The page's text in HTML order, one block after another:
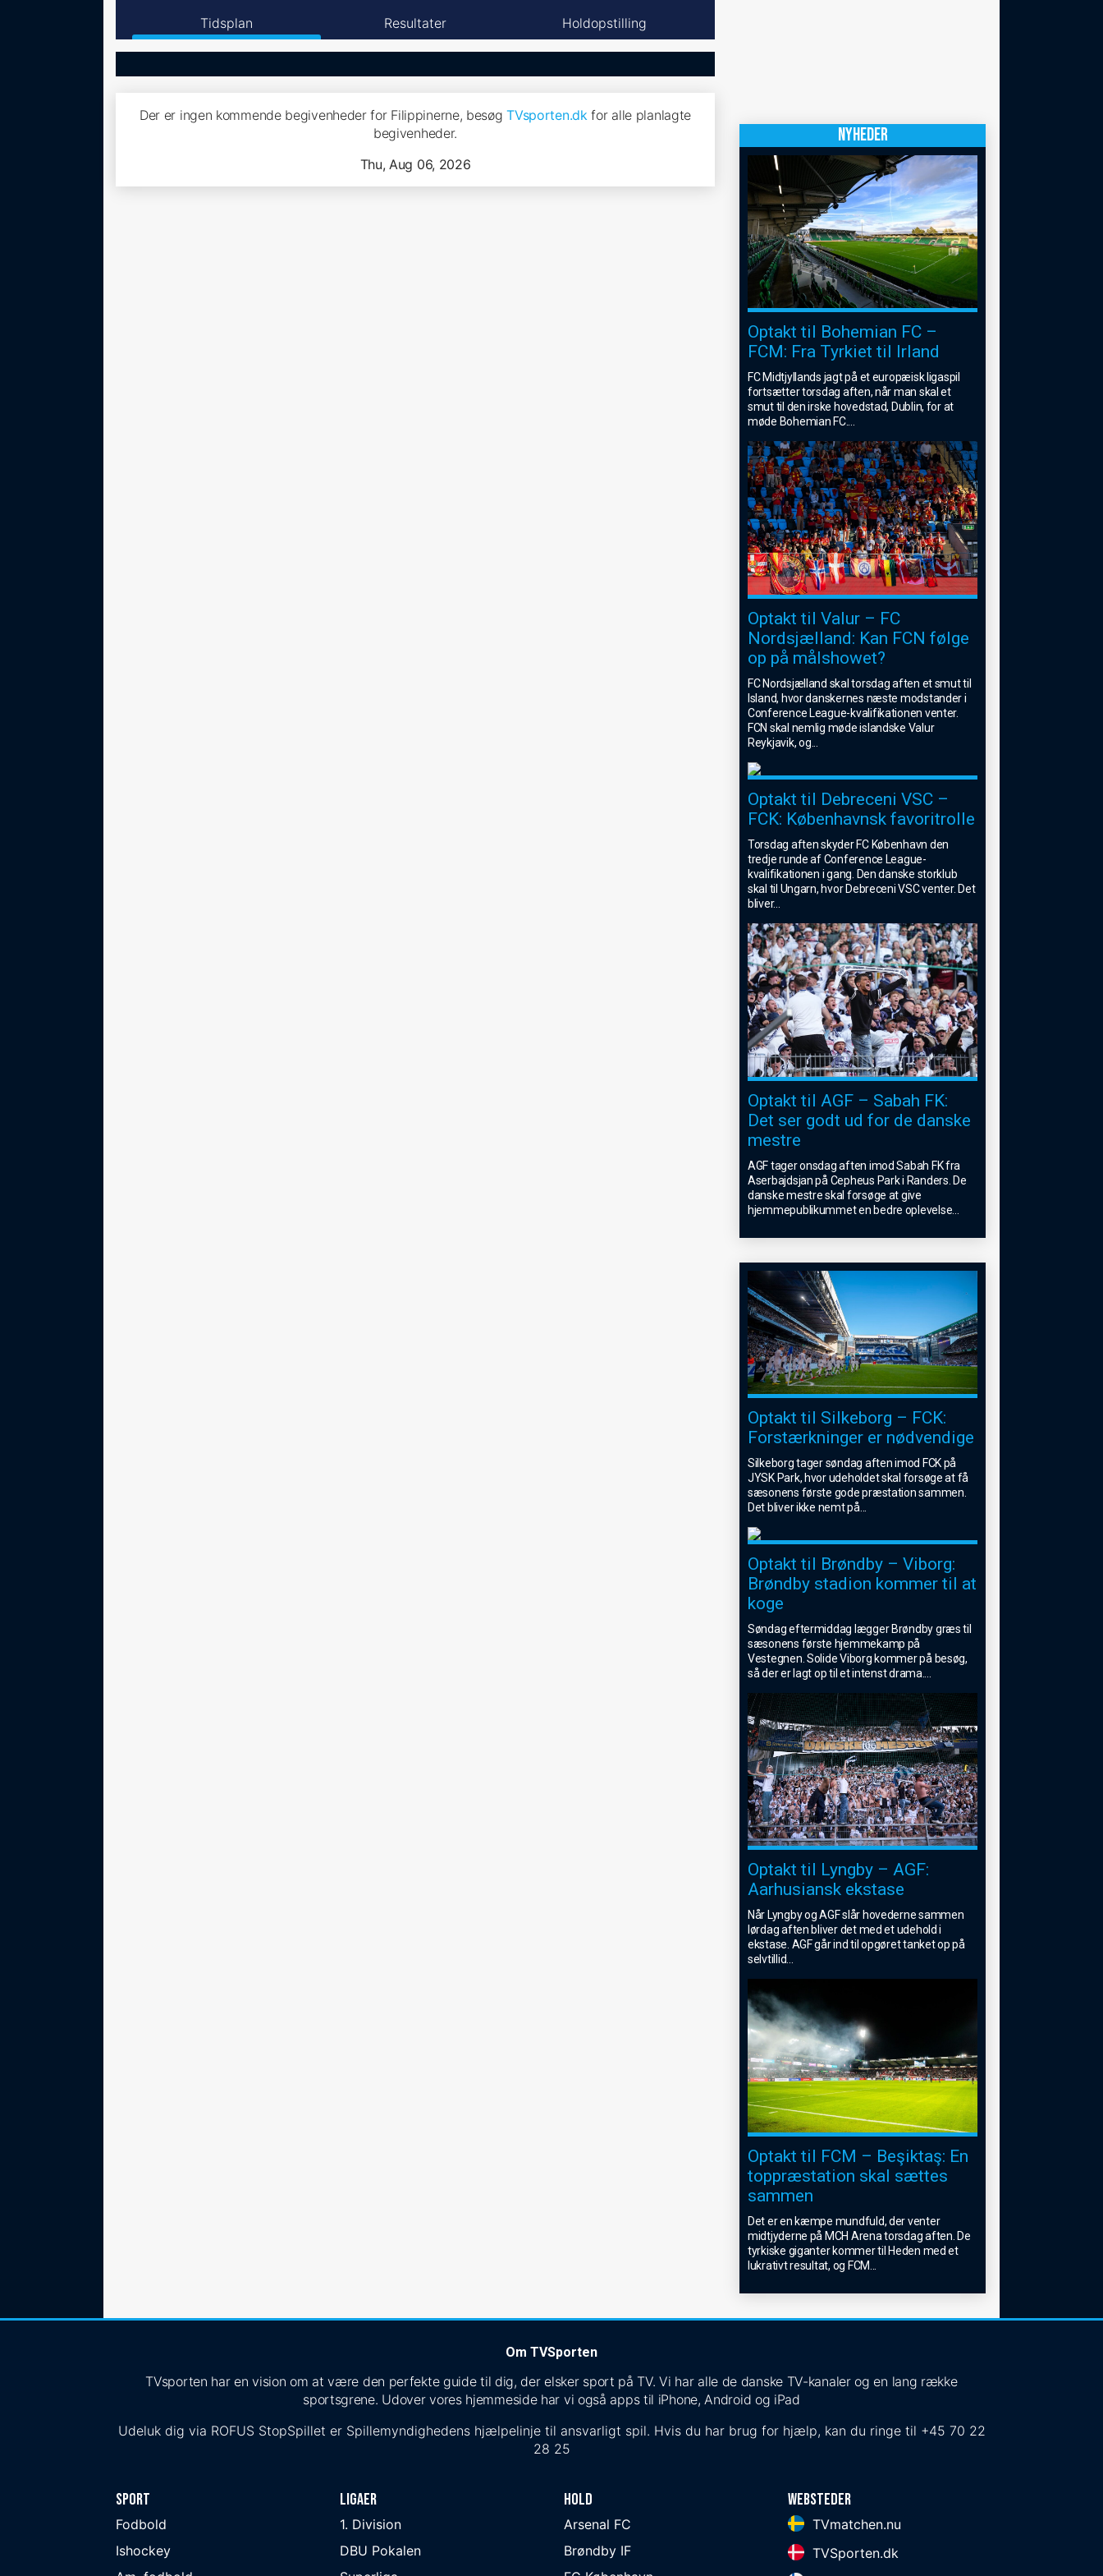
Tidsplan Resultater Holdopstilling
Der er ingen kommende begivenheder for Filippinerne, besøgTVsporten.dkfor alle planlagte
begivenheder.
Thu, Aug 06, 2026
NYHEDER
Optakt til Bohemian FC –
FCM: Fra Tyrkiet til Irland
FC Midtjyllands jagt på et europæisk ligaspil
fortsætter torsdag aften, når man skal et
smut til den irske hovedstad, Dublin, for at
møde Bohemian FC....
Optakt til Valur – FC
Nordsjælland: Kan FCN følge
op på målshowet?
FC Nordsjælland skal torsdag aften et smut til
Island, hvor danskernes næste modstander i
Conference League-kvalifikationen venter.
FCN skal nemlig møde islandske Valur
Reykjavik, og...
Optakt til Debreceni VSC –
FCK: Københavnsk favoritrolle
Torsdag aften skyder FC København den
tredje runde af Conference League-
kvalifikationen i gang. Den danske storklub
skal til Ungarn, hvor Debreceni VSC venter. Det
bliver...
Optakt til AGF – Sabah FK:
Det ser godt ud for de danske
mestre
AGF tager onsdag aften imod Sabah FK fra
Aserbajdsjan på Cepheus Park i Randers. De
danske mestre skal forsøge at give
hjemmepublikummet en bedre oplevelse
Optakt til Silkeborg – FCK:
Forstærkninger er nødvendige
Silkeborg tager søndag aften imod FCK på
JYSK Park, hvor udeholdet skal forsøge at få
sæsonens første gode præstation sammen.
Det bliver ikke nemt på
Optakt til Brøndby – Viborg:
Brøndby stadion kommer til at
koge
Søndag eftermiddag lægger Brøndby græs til
sæsonens første hjemmekamp på
Vestegnen. Solide Viborg kommer på besøg,
så der er lagt op til et intenst drama.
Optakt til Lyngby – AGF:
Aarhusiansk ekstase
Når Lyngby og AGF slår hovederne sammen
lørdag aften bliver det med et udehold i
ekstase. AGF går ind til opgøret tanket op på
selvtillid...
Optakt til FCM – Beşiktaş: En
toppræstation skal sættes
sammen
Det er en kæmpe mundfuld, der venter
midtjyderne på MCH Arena torsdag aften. De
tyrkiske giganter kommer til Heden med et
lukrativt resultat, og FCM
Om TVSporten
TVsporten har en vision om at være den perfekte guide til dig, der elsker sport på TV. Vi har alle de danske TV-kanaler og en lang række
sportsgrene. Udover vores hjemmeside har vi også apps til iPhone, Android og iPad
Udeluk dig via ROFUS StopSpillet er Spillemyndighedens hjælpelinje til ansvarligt spil. Hvis du har brug for hjælp, kan du ringe til +45 70 22
28 25
Sport
Fodbold
Ishockey
Ligaer
1. Division
DBU Pokalen
Hold
Arsenal FC
Brøndby IF
Websteder
TVmatchen.nu
TVSporten.dk